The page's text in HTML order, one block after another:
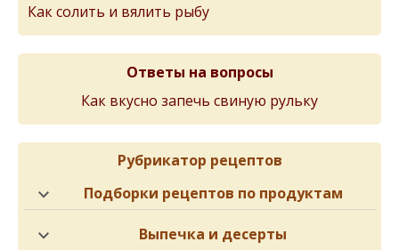
Как солить и вялить рыбу
Ответы на вопросы
Как вкусно запечь свиную рульку
Рубрикатор рецептов
Подборки рецептов по продуктам
Выпечка и десерты